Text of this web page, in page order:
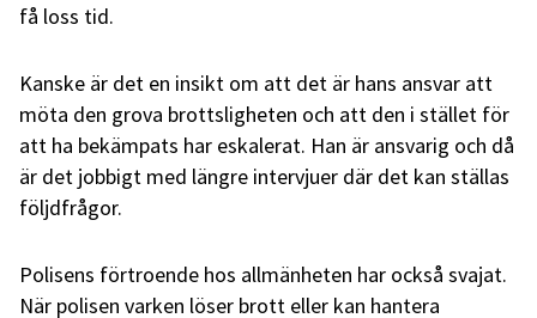
få loss tid.
Kanske är det en insikt om att det är hans ansvar att
möta den grova brottsligheten och att den i stället för
att ha bekämpats har eskalerat. Han är ansvarig och då
är det jobbigt med längre intervjuer där det kan ställas
följdfrågor.
Polisens förtroende hos allmänheten har också svajat.
När polisen varken löser brott eller kan hantera